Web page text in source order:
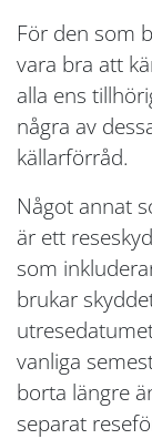
För den som
vara bra att
alla ens
några av
källarförråd.
Något annat
är ett
som
brukar
vanliga
borta längre
separat